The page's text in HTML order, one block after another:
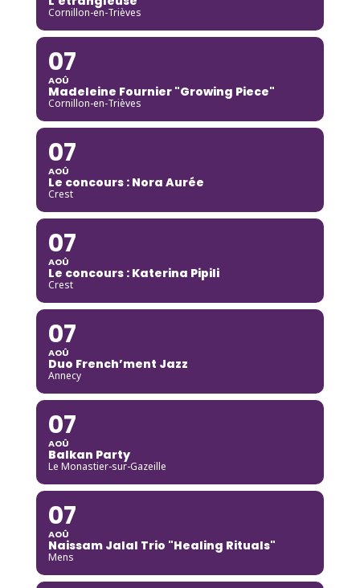
Cornillon-en-Trièves
07
AOÛ
Madeleine Fournier "Growing Piece"
Cornillon-en-Trièves
07
AOÛ
Le concours : Nora Aurée
Crest
07
AOÛ
Le concours : Katerina Pipili
Crest
07
AOÛ
Duo French’ment Jazz
Annecy
07
AOÛ
Balkan Party
Le Monastier-sur-Gazeille
07
AOÛ
Naissam Jalal Trio "Healing Rituals"
Mens